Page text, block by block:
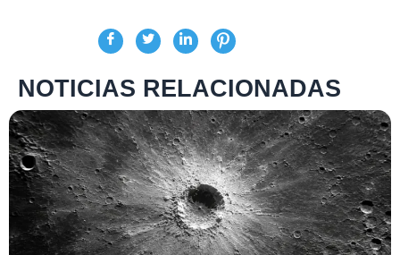
NOTICIAS RELACIONADAS